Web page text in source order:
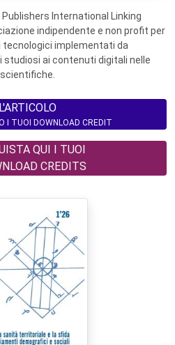
International Linking
indipendente e non profit per
implementati da
studiosi ai contenuti digitali nelle
I TUOI DOWNLOAD CREDIT
QUI I TUOI
CREDITS